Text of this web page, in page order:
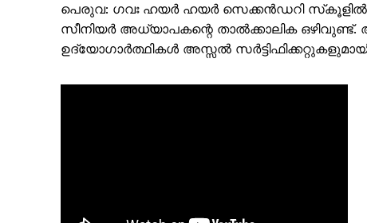
പെരുവ: ഗവഃ ഹയർ ഹയർ സെക്കൻഡറി സ്‌കൂളിൽ
സീനിയർ അധ്യാപകന്റെ താൽക്കാലിക ഒഴിവുണ്ട്.
ഉദ്യോഗാർത്ഥികൾ അസ്സൽ